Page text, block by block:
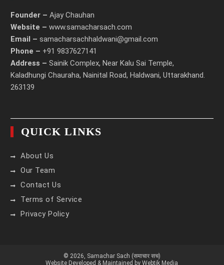
Founder – Ajay Chauhan
Website – www.samacharsach.com
Email – samacharsachhaldwani@gmail.com
Phone – +91 9837627141
Address – Sainik Complex, Near Kalu Sai Temple,
Kaladhungi Chauraha, Nainital Road, Haldwani, Uttarakhand.
263139
QUICK LINKS
About Us
Our Team
Contact Us
Terms of Service
Privacy Policy
© 2026, Samachar Sach (समाचार सच)
Website Developed & Maintained by Webtik Media